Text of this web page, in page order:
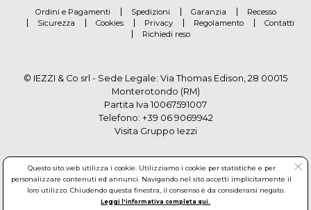
Ordini e Pagamenti Spedizioni Garanzia
Recesso
Sicurezza
Cookies Privacy Regolamento
Contatti
Richiedi reso
© IEZZI & Co srl - Sede Legale: Via Thomas Edison, 28 00015
Monterotondo (RM)
Partita Iva 10067591007
Telefono: +39 06 9069942
Visita Gruppo Iezzi
Questo sito web utilizza i cookie. Utilizziamo i cookie per statistiche e per
personalizzare contenuti ed annunci. Navigando nel sito accetti implicitamente il
loro utilizzo. Chiudendo questa finestra, il consenso è da considerarsi negato.
Leggi l'informativa completa qui.